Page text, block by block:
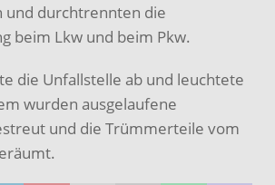
und durchtrennten die
beim Lkw und beim Pkw.
die Unfallstelle ab und leuchtete
wurden ausgelaufene
und die Trümmerteile vom